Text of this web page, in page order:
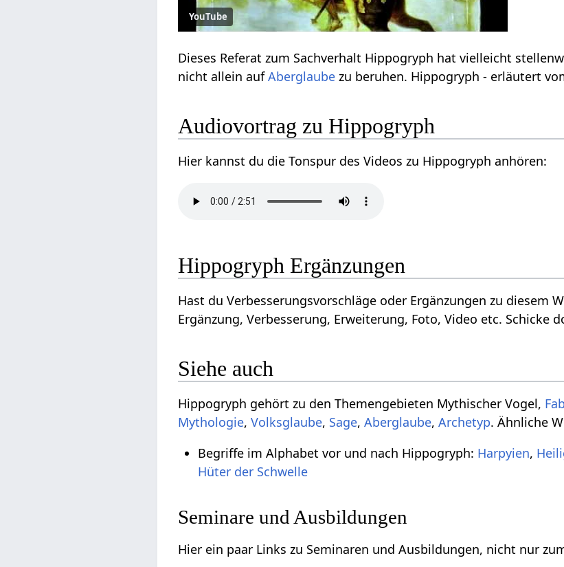
YouTube
Dieses Referat zum Sachverhalt Hippogryph hat vielleicht
nicht allein aufAberglaube zu beruhen. Hippogryph - erläutert
Audiovortrag zu Hippogryph
Hier kannst du die Tonspur des Videos zu Hippogryph anhören:
Hippogryph Ergänzungen
Hast du Verbesserungsvorschläge oder Ergänzungen zu diesem
Ergänzung, Verbesserung, Erweiterung, Foto, Video etc. Schicke
Siehe auch
Hippogryph gehört zu den Themengebieten Mythischer Vogel,
Mythologie,Volksglaube, Sage,Aberglaube,Archetyp. Ähnliche
Begriffe im Alphabet vor und nach Hippogryph: Harpyien,
Hüter der Schwelle
Seminare und Ausbildungen
Hier ein paar Links zu Seminaren und Ausbildungen, nicht nur